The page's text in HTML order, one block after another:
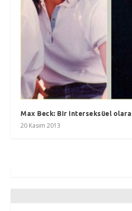
Max Beck: Bir interseksüel
20 Kasım 2013